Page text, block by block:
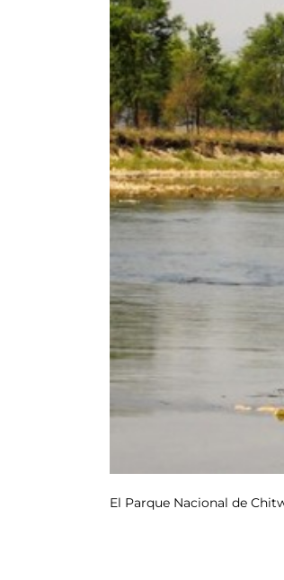
El Parque Nacional de